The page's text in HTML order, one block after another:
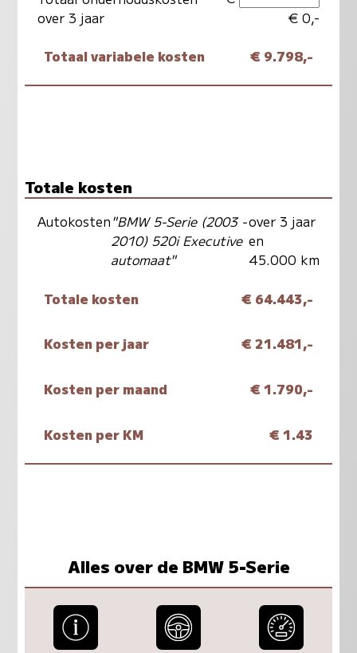
over 3 jaar
€ 0,-
Totaal variabele kosten € 9.798,-
Totale kosten
Autokosten"BMW 5-Serie (2003 -
2010) 520i Executive
automaat"
over 3 jaar
en
45.000 km
Totale kosten € 64.443,-
Kosten per jaar € 21.481,-
Kosten per maand € 1.790,-
Kosten per KM € 1.43
Alles over de BMW 5-Serie